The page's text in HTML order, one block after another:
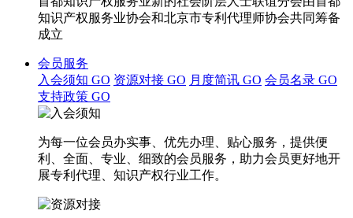
知识产权服务业协会和北京市专利代理师协会共同筹备
成立
会员服务
入会须知 GO 资源对接 GO 月度简讯 GO 会员名录 GO
支持政策 GO
为每一位会员办实事、优先办理、贴心服务，提供便
利、全面、专业、细致的会员服务，助力会员更好地开
展专利代理、知识产权行业工作。